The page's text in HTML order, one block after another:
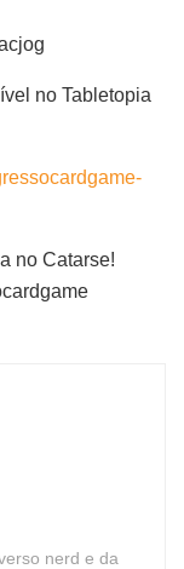
no Tabletopia
no Catarse!
nerd e da